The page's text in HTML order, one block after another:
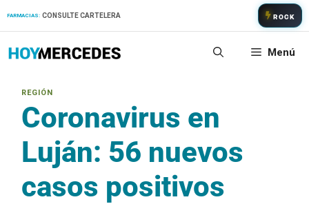
FARMACIAS: CONSULTE CARTELERA ROCK
Menú
Coronavirus en
Luján: 56 nuevos
casos positivos